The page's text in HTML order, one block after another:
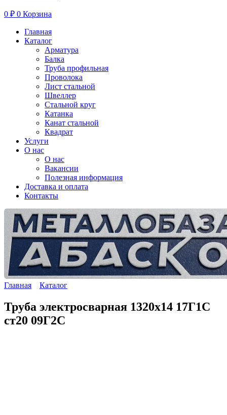
0 ₽ 0 Корзина
Главная
Каталог
Арматура
Балка
Труба профильная
Проволока
Лист стальной
Швеллер
Стальной круг
Катанка
Канат стальной
Квадрат
Услуги
О нас
О нас
Вакансии
Полезная информация
Доставка и оплата
Контакты
Главная Каталог
Труба электросварная 1320х14 17Г1С
ст20 09Г2С